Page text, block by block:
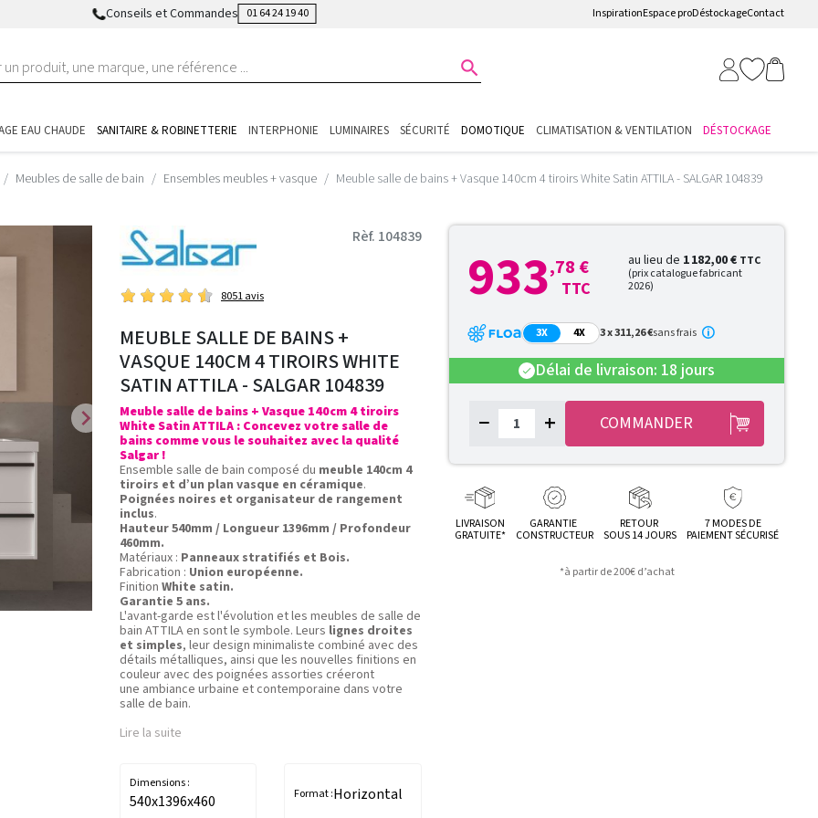
Conseils et Commandes 01 64 24 19 40 InspirationEspace proDéstockageContact

EAU CHAUDE SANITAIRE & ROBINETTERIE INTERPHONIE LUMINAIRES SÉCURITÉ DOMOTIQUE CLIMATISATION & VENTILATION DÉSTOCKAGE
Meubles de salle de bain Ensembles meubles + vasque Meuble salle de bains + Vasque 140cm 4 tiroirs White Satin ATTILA - SALGAR 104839
chevron_right
Rèf. 104839
8051 avis
MEUBLE SALLE DE BAINS +
VASQUE 140CM 4 TIROIRS WHITE
SATIN ATTILA - SALGAR 104839
Meuble salle de bains + Vasque 140cm 4 tiroirs
White Satin ATTILA : Concevez votre salle de
bains comme vous le souhaitez avec la qualité
Salgar !
Ensemble salle de bain composé du meuble 140cm 4
tiroirs et d’un plan vasque en céramique.
Poignées noires et organisateur de rangement
inclus.
Hauteur 540mm / Longueur 1396mm / Profondeur
460mm.
Matériaux : Panneaux stratifiés et Bois.
Fabrication : Union européenne.
Finition White satin.
Garantie 5 ans.
L'avant-garde est l'évolution et les meubles de salle de
bain ATTILA en sont le symbole. Leurs lignes droites
et simples, leur design minimaliste combiné avec des
détails métalliques, ainsi que les nouvelles finitions en
couleur avec des poignées assorties créeront
une ambiance urbaine et contemporaine dans votre
salle de bain.
Lire la suite
Dimensions :
540x1396x460 Format :Horizontal
933,78 €
TTC
au lieu de 1 182,00 € TTC
(prix catalogue fabricant
2026)
3X 4X 3 x 311,26 €sans frais
check Délai de livraison: 18 jours
− + COMMANDER
LIVRAISON
GRATUITE*
GARANTIE
CONSTRUCTEUR
RETOUR
SOUS 14 JOURS
7 MODES DE
PAIEMENT SÉCURISÉ
*à partir de 200€ d’achat